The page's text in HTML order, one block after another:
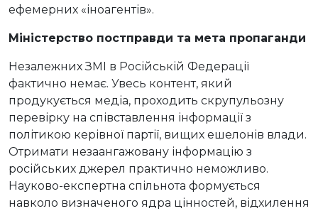
ефемерних «іноагентів».
Міністерство постправди та мета пропаганди
Незалежних ЗМІ в Російській Федерації
фактично немає. Увесь контент, який
продукується медіа, проходить скрупульозну
перевірку на співставлення інформації з
політикою керівної партії, вищих ешелонів влади.
Отримати незаангажовану інформацію з
російських джерел практично неможливо.
Науково-експертна спільнота формується
навколо визначеного ядра цінностей, відхилення